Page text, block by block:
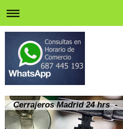
Cerrajeros Madrid 24 hrs -